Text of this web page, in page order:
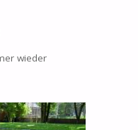
wieder